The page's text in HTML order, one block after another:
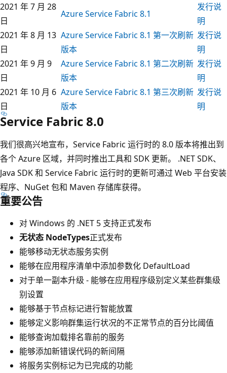
2021 年 7 月 28
日
Azure Service Fabric 8.1
发行说
明
2021 年 8 月 13
日
Azure Service Fabric 8.1 第一次刷新
版本
发行说
明
2021 年 9 月 9
日
Azure Service Fabric 8.1 第二次刷新
版本
发行说
明
2021 年 10 月 6
日
Azure Service Fabric 8.1 第三次刷新
版本
发行说
明
Service Fabric 8.0
我们很高兴地宣布，Service Fabric 运行时的 8.0 版本将推出到
各个 Azure 区域，并同时推出工具和 SDK 更新。 .NET SDK、
Java SDK 和 Service Fabric 运行时的更新可通过 Web 平台安装
程序、NuGet 包和 Maven 存储库获得。
重要公告
对 Windows 的 .NET 5 支持正式发布
无状态 NodeTypes正式发布
能够移动无状态服务实例
能够在应用程序清单中添加参数化 DefaultLoad
对于单一副本升级 - 能够在应用程序级别定义某些群集级
别设置
能够基于节点标记进行智能放置
能够定义影响群集运行状况的不正常节点的百分比阈值
能够查询加载排名靠前的服务
能够添加新错误代码的新间隔
将服务实例标记为已完成的功能